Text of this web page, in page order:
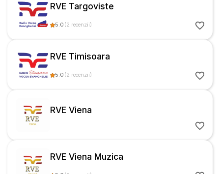
RVE Targoviste
5.0 (2 recenzii)
RVE Timisoara
5.0 (2 recenzii)
RVE Viena
RVE Viena Muzica